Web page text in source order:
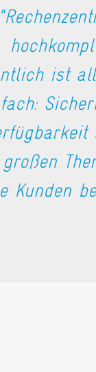
ist
Kunden